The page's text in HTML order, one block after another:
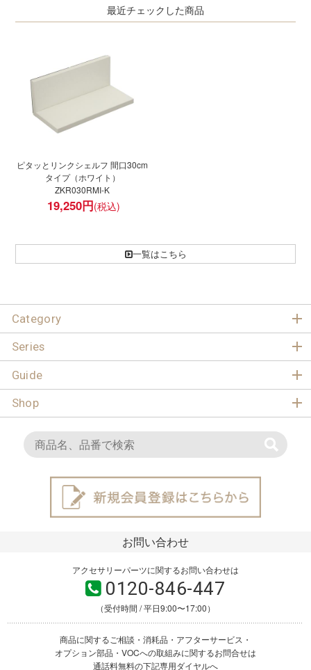
最近チェックした商品
ピタッとリンクシェルフ 間口30cm
タイプ（ホワイト）
ZKR030RMI-K
19,250円
一覧はこちら
Category
Series
Guide
Shop
お問い合わせ
アクセサリーパーツに関するお問い合わせは
0120-846-447
（受付時間 / 平日9:00〜17:00）
商品に関するご相談・消耗品・アフターサービス・
オプション部品・VOCへの取組みに関するお問合せは
通話料無料の下記専用ダイヤルへ